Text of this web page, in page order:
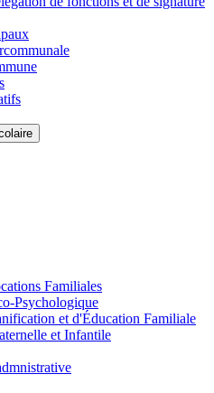
Familiales
Psychologique
et d'Éducation Familiale
et Infantile